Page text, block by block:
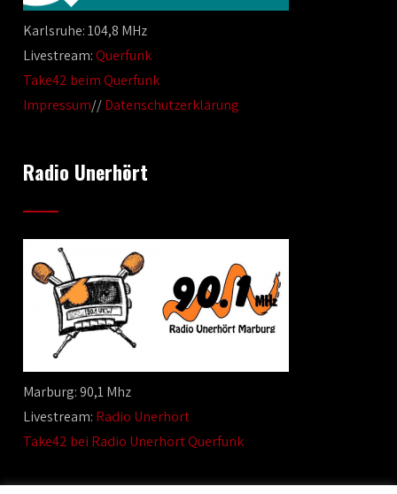
Karlsruhe: 104,8 MHz
Livestream:Querfunk
Take42 beim Querfunk
Impressum//Datenschutzerklärung
Radio Unerhört
Marburg: 90,1 Mhz
Livestream: Radio Unerhört
Take42 bei Radio Unerhört Querfunk